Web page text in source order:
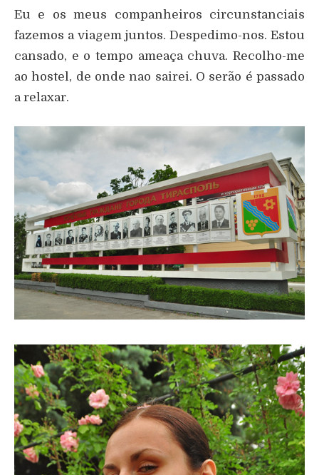
Eu e os meus companheiros circunstanciais
fazemos a viagem juntos. Despedimo-nos. Estou
cansado, e o tempo ameaça chuva. Recolho-me
ao hostel, de onde nao sairei. O serão é passado
a relaxar.